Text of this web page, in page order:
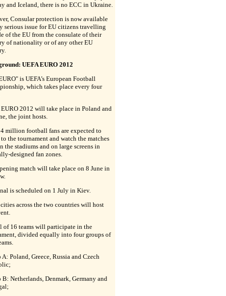
and Iceland, there is no ECC in Ukraine.
Consular protection is now available
serious issue for EU citizens travelling
of the EU from the consulate of their
of nationality or of any other EU
UEFA EURO 2012
is UEFA’s European Football
which takes place every four
EURO 2012 will take place in Poland and
the joint hosts.
million football fans are expected to
the tournament and watch the matches
the stadiums and on large screens in
designed fan zones.
match will take place on 8 June in
is scheduled on 1 July in Kiev.
across the two countries will host
of 16 teams will participate in the
divided equally into four groups of
A: Poland, Greece, Russia and Czech
B: Netherlands, Denmark, Germany and